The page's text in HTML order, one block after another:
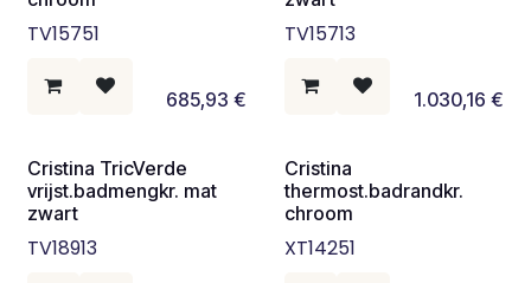
TV15751
685,93 €
TV15713
1.030,16 €
Cristina TricVerde
vrijst.badmengkr. mat
zwart
TV18913
Cristina
thermost.badrandkr.
chroom
XT14251